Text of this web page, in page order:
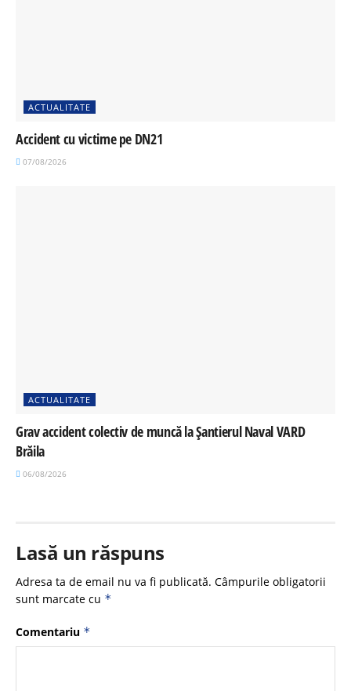
ACTUALITATE
Accident cu victime pe DN21
07/08/2026
ACTUALITATE
Grav accident colectiv de muncă la Șantierul Naval VARD
Brăila
06/08/2026
Lasă un răspuns
Adresa ta de email nu va fi publicată. Câmpurile obligatorii
sunt marcate cu *
Comentariu *